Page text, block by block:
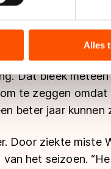
voor social media,
verstrekt of die zij
de EU, zoals de
klikken, stemt u in met
Alles
van deze zomer.
had ik na het WK
Dat bleek
te zeggen omdat
beter jaar kunnen
Door ziekte miste
het seizoen.